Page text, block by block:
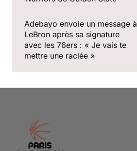
Adebayo envoie un message à
LeBron après sa signature
avec les 76ers : « Je vais te
mettre une raclée »